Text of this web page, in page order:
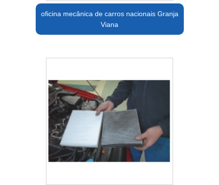
oficina mecânica de carros nacionais Granja
Viana